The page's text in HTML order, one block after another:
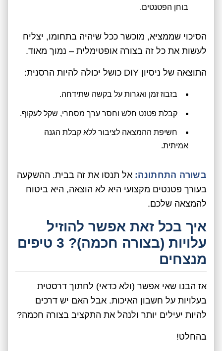
בוחן הפטנטים.
הסיכוי שממציא, מוכשר ככל שיהיה בתחומו, יצליח
לעשות את כל זה בצורה אופטימלית – נמוך מאוד.
התוצאה של ניסיון DIY כושל יכולה להיות הרסנית:
בזבוז זמן ואגרות על בקשה שתידחה.
קבלת פטנט חלש וחסר ערך מסחרי, שקל לעקוף.
חשיפת ההמצאה לציבור ללא קבלת הגנה
אמיתית.
בשורה התחתונה: אל תנסו את זה בבית. ההשקעה
בעורך פטנטים מקצועי היא לא הוצאה, היא ביטוח
להמצאה שלכם.
איך בכל זאת אפשר להוזיל
עלויות (בצורה חכמה)? 3 טיפים
מנצחים
אז הבנו שאי אפשר (ולא כדאי) לחתוך דרסטית
בעלויות על חשבון האיכות. אבל האם יש דרכים
להיות יעילים יותר ולנהל את התקציב בצורה חכמה?
בהחלט!